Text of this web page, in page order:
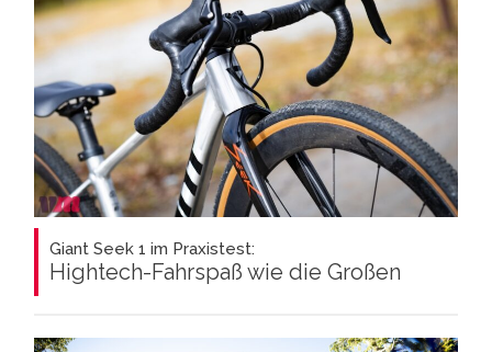
Giant Seek 1 im Praxistest:
Hightech-Fahrspaß wie die Großen